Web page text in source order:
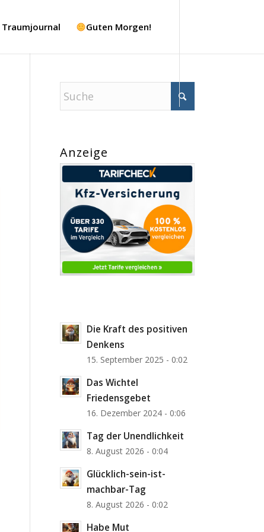
Traumjournal Guten Morgen!
Anzeige
Die Kraft des positiven
Denkens
15. September 2025 - 0:02
Das Wichtel
Friedensgebet
16. Dezember 2024 - 0:06
Tag der Unendlichkeit
8. August 2026 - 0:04
Glücklich-sein-ist-
machbar-Tag
8. August 2026 - 0:02
Habe Mut